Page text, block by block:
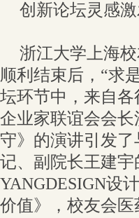
创新论坛灵感
浙江大学上海
顺利结束后，“求
坛环节中，来自
企业家联谊会会
守》的演讲引发
记、副院长王建
YANGDESIGN设
价值》，校友会